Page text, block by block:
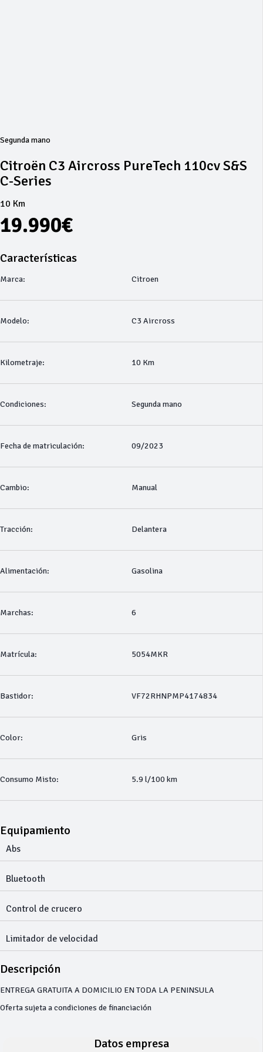
Segunda mano
Citroën C3 Aircross PureTech 110cv S&S
C-Series
10 Km
19.990€
Características
Marca: Citroen
Modelo: C3 Aircross
Kilometraje: 10 Km
Condiciones: Segunda mano
Fecha de matriculación: 09/2023
Cambio: Manual
Tracción: Delantera
Alimentación: Gasolina
Marchas: 6
Matrícula: 5054MKR
Bastidor: VF72RHNPMP4174834
Color: Gris
Consumo Misto: 5.9 l/100 km
Equipamiento
Abs
Bluetooth
Control de crucero
Limitador de velocidad
Descripción
ENTREGA GRATUITA A DOMICILIO EN TODA LA PENINSULA
Oferta sujeta a condiciones de financiación
Datos empresa